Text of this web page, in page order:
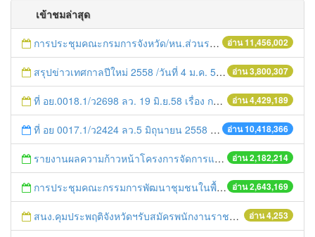
เข้าชมล่าสุด
อ่าน 11,456,002
การประชุมคณะกรมการจังหวัด/หน.ส่วนราชการประจำเดือน มิถุนายน 2558
อ่าน 3,800,307
สรุปข่าวเทศกาลปีใหม่ 2558 /วันที่ 4 ม.ค. 58
อ่าน 4,429,189
ที่ อย.0018.1/ว2698 ลว. 19 มิ.ย.58 เรื่อง การแก้ไขปัญหาหนี้สินให้แก่เกษตรกร
อ่าน 10,418,366
ที่ อย 0017.1/ว2424 ลว.5 มิถุนายน 2558 เรื่อง แจ้งกำหนดตรวจประเมินและให้คะแนนหน่วยงานที่สมัครเข้าร่วมโครงการพัฒนาหน่วยงานต้นแบบในการจัดตั้งศูนย์ข้อมูลข่าวสารของราชการฯ ประจำปีงบประมาณ พ.ศ. 2558
อ่าน 2,182,214
รายงานผลความก้าวหน้าโครงการจัดการแก้ไขปัญหาขยะ สัปดาห์ที่ 9/2558
อ่าน 2,643,169
การประชุมคณะกรรมการพัฒนาชุมชนในพื้นที่รอบโรงไฟฟ้า (คพรฟ.) ครั้งที่ 2/2558 กองทุนพัฒนาไฟฟ้าบริษัท โรจนะเพาเวอร์ จำกัด
อ่าน 4,253
สนง.คุมประพฤติจังหวัดฯรับสมัครพนักงานราชการ